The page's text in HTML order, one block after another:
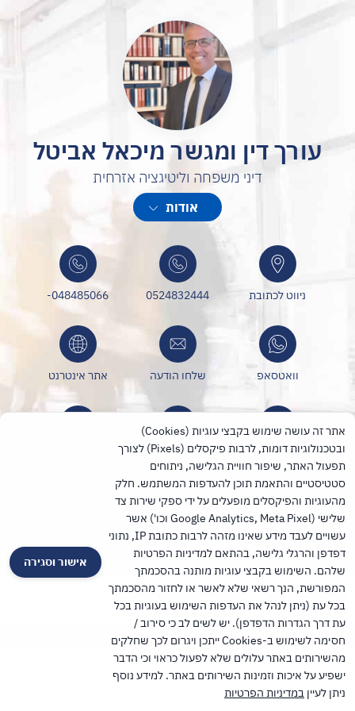
עורך דין ומגשר מיכאל אביטל
דיני משפחה וליטיגציה אזרחית
עו"ד מיכאל אביטל, שותף ומייסד במשרד עורכי הדין "אלמקייס-אביטל
ושות'". צוות עורכי דין מקצועי העוסק במקרקעין, דיני משפחה וליטיגציה
אזרחית־מסחרית, עם ייצוג אישי ואסטרטגי המוביל לתוצאות
אודות
ניווט לכתובת 0524832444
048485066-
וואטסאפ שלחו הודעה אתר אינטרנט
אינסטגרם יוטיוב
הוספה לאנשי קשר
שיתוף לאתר מחוז חיפה
אישור וסגירה
אתר זה עושה שימוש בקבצי עוגיות (Cookies)
ובטכנולוגיות דומות, לרבות פיקסלים (Pixels) לצורך
תפעול האתר, שיפור חוויית הגלישה, ניתוחים
סטטיסטיים והתאמת תוכן להעדפות המשתמש. חלק
מהעוגיות והפיקסלים מופעלים על ידי ספקי שירות צד
שלישי (Google Analytics, Meta Pixel וכו') אשר
עשויים לעבד מידע שאינו מזהה לרבות כתובת IP, נתוני
דפדפן והרגלי גלישה, בהתאם למדיניות הפרטיות
שלהם. השימוש בקבצי עוגיות מותנה בהסכמתך
המפורשת, הנך רשאי שלא לאשר או לחזור מהסכמתך
בכל עת (ניתן לנהל את העדפות השימוש בעוגיות בכל
עת דרך הגדרות הדפדפן). יש לשים לב כי סירוב /
חסימה לשימוש ב-Cookies ייתכן ויגרום לכך שחלקים
מהשירותים באתר עלולים שלא לפעול כראוי וכי הדבר
ישפיע על איכות וזמינות השירותים באתר. למידע נוסף
ניתן לעיין במדיניות הפרטיות
TalPress עיצוב ופיתוח אתרים בוורדפרס